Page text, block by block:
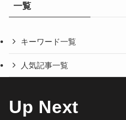
一覧
キーワード一覧
人気記事一覧
Up Next